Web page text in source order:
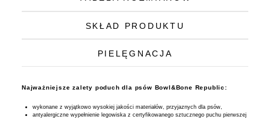
SKŁAD PRODUKTU
PIELĘGNACJA
Najważniejsze zalety poduch dla psów Bowl&Bone Republic:
wykonane z wyjątkowo wysokiej jakości materiałów, przyjaznych dla psów,
antyalergiczne wypełnienie legowiska z certyfikowanego sztucznego puchu pierwszej